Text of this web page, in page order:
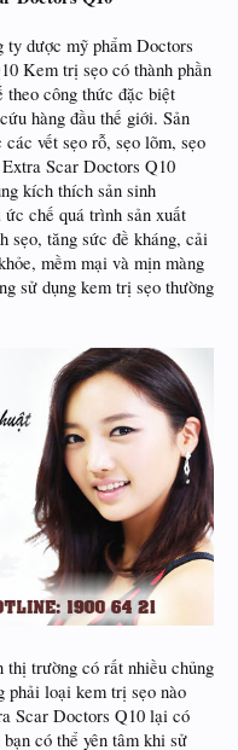
dược mỹ phẩm Doctors
Kem trị sẹo có thành phần
theo công thức đặc biệt
hàng đầu thế giới. Sản
vết sẹo rỗ, sẹo lõm, sẹo
Scar Doctors Q10
kích thích sản sinh
chế quá trình sản xuất
sẹo, tăng sức đề kháng, cải
mềm mại và mịn màng
sử dụng kem trị sẹo thường
trường có rất nhiều chủng
phải loại kem trị sẹo nào
Scar Doctors Q10 lại có
có thể yên tâm khi sử